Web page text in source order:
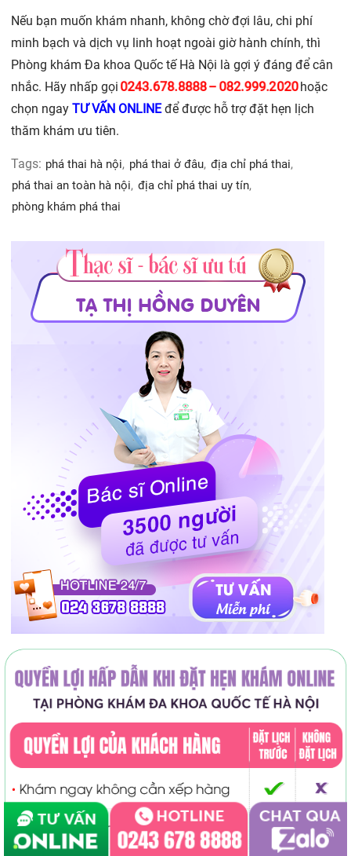
Nếu bạn muốn khám nhanh, không chờ đợi lâu, chi phí
minh bạch và dịch vụ linh hoạt ngoài giờ hành chính, thì
Phòng khám Đa khoa Quốc tế Hà Nội là gợi ý đáng để cân
nhắc. Hãy nhấp gọi0243.678.8888–082.999.2020hoặc
chọn ngay TƯ VẤN ONLINEđể được hỗ trợ đặt hẹn lịch
thăm khám ưu tiên.
Tags: phá thai hà nội, phá thai ở đâu, địa chỉ phá thai,
phá thai an toàn hà nội, địa chỉ phá thai uy tín,
phòng khám phá thai